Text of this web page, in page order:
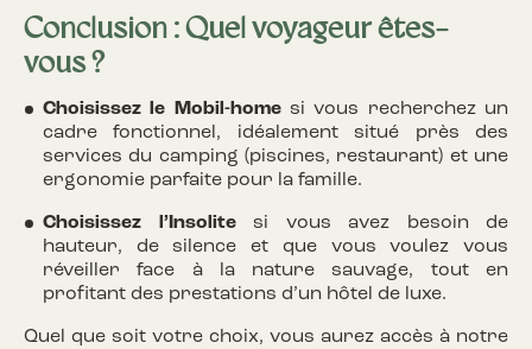
Conclusion : Quel voyageur êtes-
vous ?
Choisissez le Mobil-homesi vous recherchez un
cadre fonctionnel, idéalement situé près des
services du camping (piscines, restaurant) et une
ergonomie parfaite pour la famille.
Choisissez l’Insolitesi vous avez besoin de
hauteur, de silence et que vous voulez vous
réveiller face à la nature sauvage, tout en
profitant des prestations d’un hôtel de luxe.
Quel que soit votre choix, vous aurez accès à notre